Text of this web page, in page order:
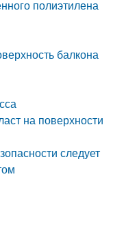
полиэтилена
балкона
на поверхности
следует